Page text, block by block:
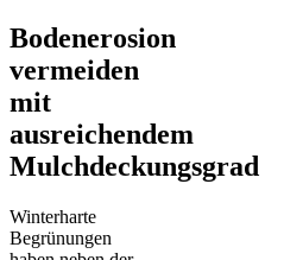
Bodenerosion
vermeiden
mit
ausreichendem
Mulchdeckungsgrad
Winterharte
Begrünungen